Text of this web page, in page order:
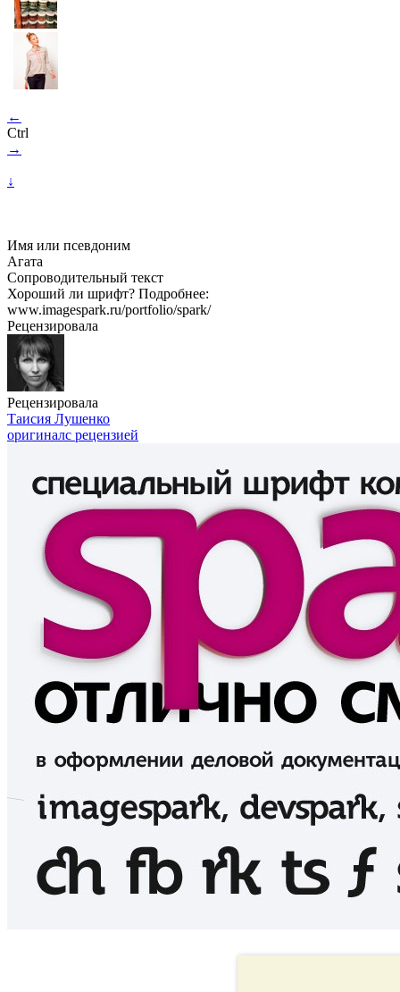
←
Ctrl
→
↓
Имя или псевдоним
Агата
Сопроводительный текст
Хороший ли шрифт? Подробнее:
www.imagespark.ru/portfolio/spark/
Рецензировала
Рецензировала
Таисия Лушенко
оригиналс рецензией